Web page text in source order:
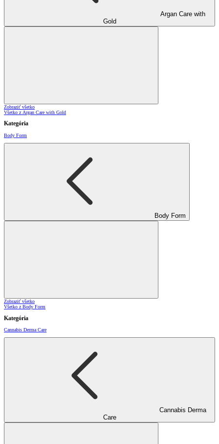
Argan Care with
Gold
Zobraziť všetko
Všetko z Argan Care with Gold
Kategória
Body Form
Body Form
Zobraziť všetko
Všetko z Body Form
Kategória
Cannabis Derma Care
Cannabis Derma
Care